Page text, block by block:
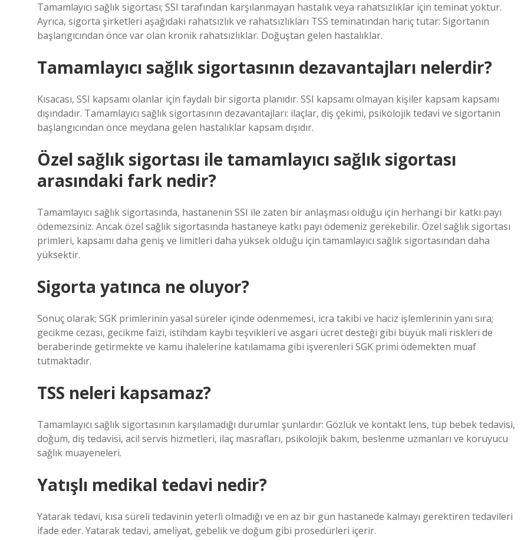
Tamamlayıcı sağlık sigortası; SSI tarafından karşılanmayan hastalık veya rahatsızlıklar için teminat yoktur.
Ayrıca, sigorta şirketleri aşağıdaki rahatsızlık ve rahatsızlıkları TSS teminatından hariç tutar: Sigortanın
başlangıcından önce var olan kronik rahatsızlıklar. Doğuştan gelen hastalıklar.
Tamamlayıcı sağlık sigortasının dezavantajları nelerdir?
Kısacası, SSI kapsamı olanlar için faydalı bir sigorta planıdır. SSI kapsamı olmayan kişiler kapsam kapsamı
dışındadır. Tamamlayıcı sağlık sigortasının dezavantajları: ilaçlar, diş çekimi, psikolojik tedavi ve sigortanın
başlangıcından önce meydana gelen hastalıklar kapsam dışıdır.
Özel sağlık sigortası ile tamamlayıcı sağlık sigortası
arasındaki fark nedir?
Tamamlayıcı sağlık sigortasında, hastanenin SSI ile zaten bir anlaşması olduğu için herhangi bir katkı payı
ödemezsiniz. Ancak özel sağlık sigortasında hastaneye katkı payı ödemeniz gerekebilir. Özel sağlık sigortası
primleri, kapsamı daha geniş ve limitleri daha yüksek olduğu için tamamlayıcı sağlık sigortasından daha
yüksektir.
Sigorta yatınca ne oluyor?
Sonuç olarak; SGK primlerinin yasal süreler içinde ödenmemesi, icra takibi ve haciz işlemlerinin yanı sıra;
gecikme cezası, gecikme faizi, istihdam kaybı teşvikleri ve asgari ücret desteği gibi büyük mali riskleri de
beraberinde getirmekte ve kamu ihalelerine katılamama gibi işverenleri SGK primi ödemekten muaf
tutmaktadır.
TSS neleri kapsamaz?
Tamamlayıcı sağlık sigortasının karşılamadığı durumlar şunlardır: Gözlük ve kontakt lens, tüp bebek tedavisi,
doğum, diş tedavisi, acil servis hizmetleri, ilaç masrafları, psikolojik bakım, beslenme uzmanları ve koruyucu
sağlık muayeneleri.
Yatışlı medikal tedavi nedir?
Yatarak tedavi, kısa süreli tedavinin yeterli olmadığı ve en az bir gün hastanede kalmayı gerektiren tedavileri
ifade eder. Yatarak tedavi, ameliyat, gebelik ve doğum gibi prosedürleri içerir.